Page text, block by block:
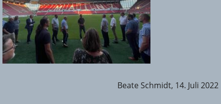
Beate Schmidt, 14. Juli 2022